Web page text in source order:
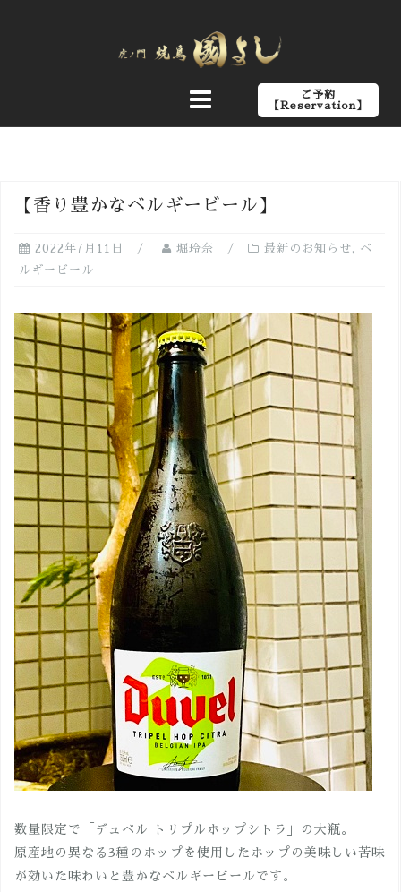
へ
ご予約
【Reservation】
【香り豊かなベルギービール】
2022年7月11日 堀玲奈 最新のお知らせ , ベ
ルギービール
数量限定で「デュベル トリプルホップシトラ」の大瓶。
原産地の異なる3種のホップを使用したホップの美味しい苦味
が効いた味わいと豊かなベルギービールです。